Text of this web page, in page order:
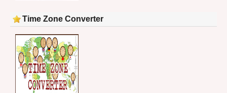
Time Zone Converter